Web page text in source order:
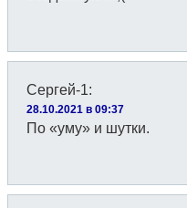
Сергей-1:
28.10.2021 в 09:37
По «уму» и шутки.